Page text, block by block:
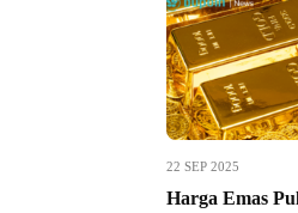
22 SEP 2025
Harga Emas